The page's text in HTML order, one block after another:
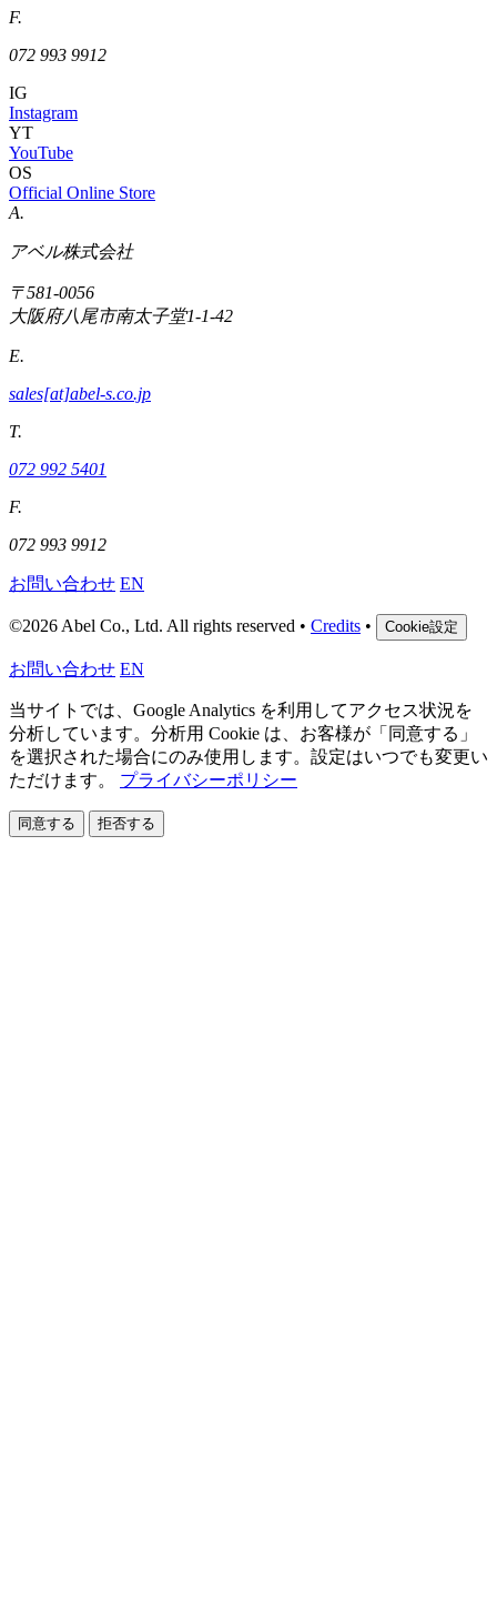
F.
072 993 9912
IG
Instagram
YT
YouTube
OS
Official Online Store
A.
アベル株式会社
〒581-0056
大阪府八尾市南太子堂1-1-42
E.
sales[at]abel-s.co.jp
T.
072 992 5401
F.
072 993 9912
お問い合わせ EN
©2026 Abel Co., Ltd. All rights reserved • Credits • Cookie設定
お問い合わせ EN
当サイトでは、Google Analytics を利用してアクセス状況を
分析しています。分析用 Cookie は、お客様が「同意する」
を選択された場合にのみ使用します。設定はいつでも変更い
ただけます。 プライバシーポリシー
同意する 拒否する